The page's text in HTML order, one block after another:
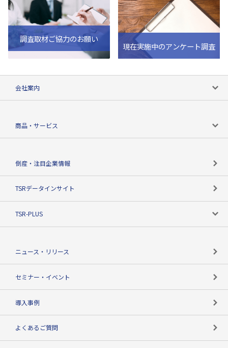
調査取材ご協力のお願い
現在実施中のアンケート調査
会社案内
商品・サービス
倒産・注目企業情報
TSRデータインサイト
TSR-PLUS
ニュース・リリース
セミナー・イベント
導入事例
よくあるご質問